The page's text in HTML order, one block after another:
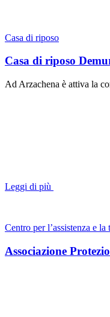
Casa di riposo
Casa di riposo
Ad Arzachena è attiva la
Leggi di più
Centro per l’assistenza e la
Associazione